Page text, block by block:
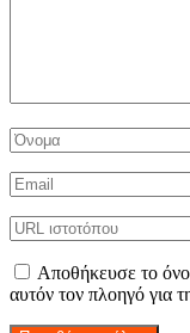
Αποθήκευσε το
αυτόν τον πλοηγό για